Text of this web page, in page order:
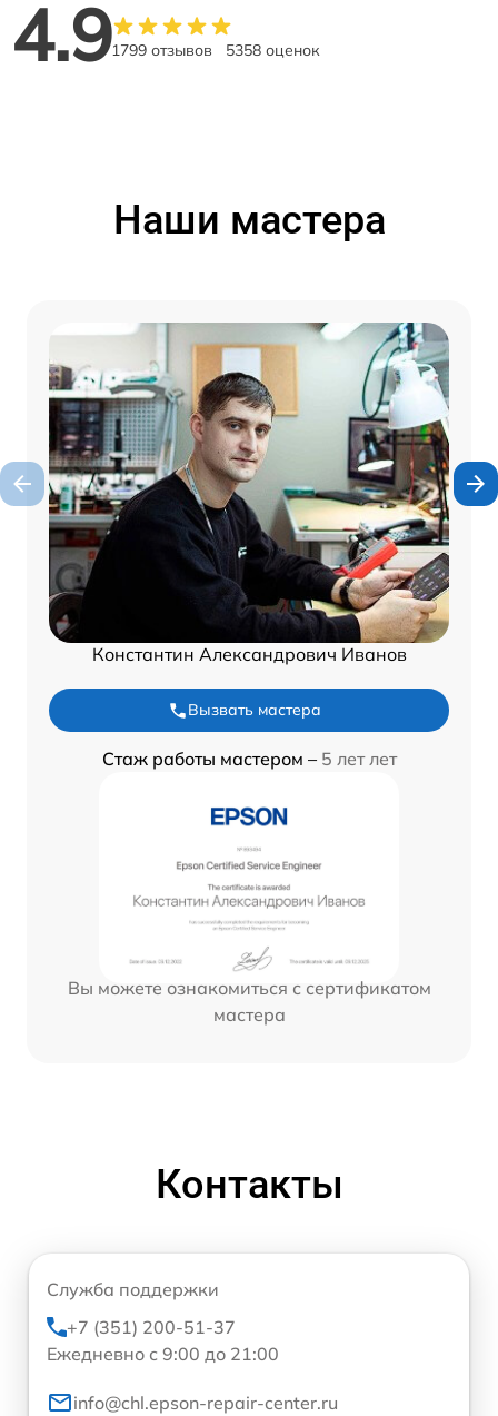
4.91799 отзывов 5358 оценок
Наши мастера
Константин Александрович Иванов
Вызвать мастера
Стаж работы мастером – 5 лет лет
Вы можете ознакомиться с сертификатом
мастера
Контакты
Служба поддержки
+7 (351) 200-51-37
Ежедневно с 9:00 до 21:00
info@chl.epson-repair-center.ru